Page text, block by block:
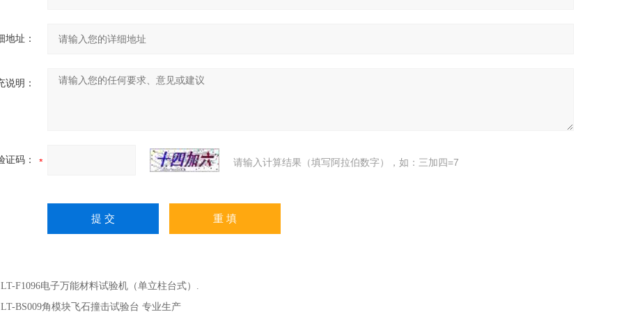
地址：
说明：
证码： 请输入计算结果（填写阿拉伯数字），如：三加四=7
LT-F1096电子万能材料试验机（单立柱台式）.
LT-BS009角模块飞石撞击试验台 专业生产